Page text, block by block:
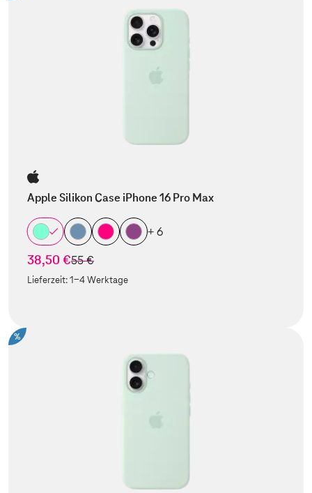
Apple Silikon Case iPhone 16 Pro Max
+ 6
38,50 €statt
55 €
Lieferzeit:1-4 Werktage
%